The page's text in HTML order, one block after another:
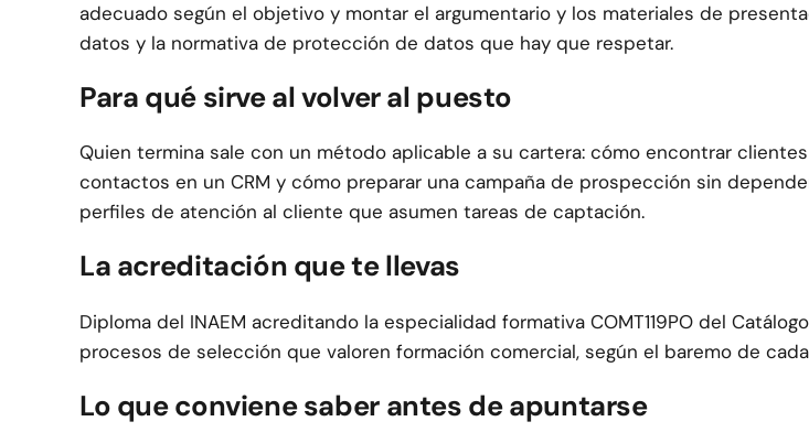
adecuado según el objetivo y montar el argumentario y los materiales de
datos y la normativa de protección de datos que hay que respetar.
Para qué sirve al volver al puesto
Quien termina sale con un método aplicable a su cartera: cómo encontrar
contactos en un CRM y cómo preparar una campaña de prospección sin
perfiles de atención al cliente que asumen tareas de captación.
La acreditación que te llevas
Diploma del INAEM acreditando la especialidad formativa COMT119PO del
procesos de selección que valoren formación comercial, según el baremo de
Lo que conviene saber antes de apuntarse